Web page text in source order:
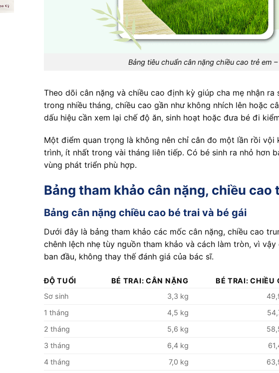
Bảng tiêu chuẩn cân nặng chiều cao trẻ em
Theo dõi cân nặng và chiều cao định kỳ giúp cha mẹ nhận
trong nhiều tháng, chiều cao gần như không nhích lên hoặc
dấu hiệu cần xem lại chế độ ăn, sinh hoạt hoặc đưa bé đi
Một điểm quan trọng là không nên chỉ cân đo một lần rồi
trình, ít nhất trong vài tháng liên tiếp. Có bé sinh ra nhỏ hơn
vùng phát triển phù hợp.
Bảng tham khảo cân nặng, chiều
Bảng cân nặng chiều cao bé trai và bé gái
Dưới đây là bảng tham khảo các mốc cân nặng, chiều cao
chênh lệch nhẹ tùy nguồn tham khảo và cách làm tròn, vì
ban đầu, không thay thế đánh giá của bác sĩ.
ĐỘ TUỔI BÉ TRAI: CÂN NẶNG BÉ TRAI: CHIỀU
Sơ sinh
3,3 kg
1 tháng
4,5 kg
2 tháng
5,6 kg
3 tháng
6,4 kg
4 tháng
7,0 kg